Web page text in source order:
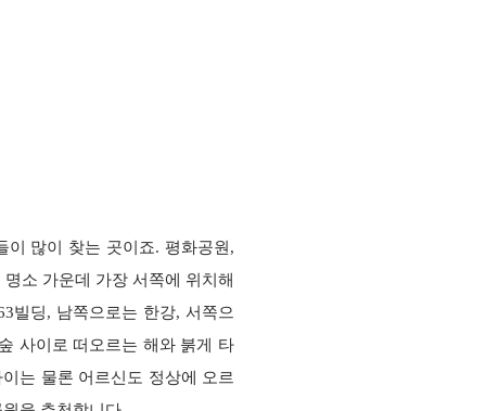
이 많이 찾는 곳이죠. 평화공원,
소 가운데 가장 서쪽에 위치해
빌딩, 남쪽으로는 한강, 서쪽으
사이로 떠오르는 해와 붉게 타
는 물론 어르신도 정상에 오르